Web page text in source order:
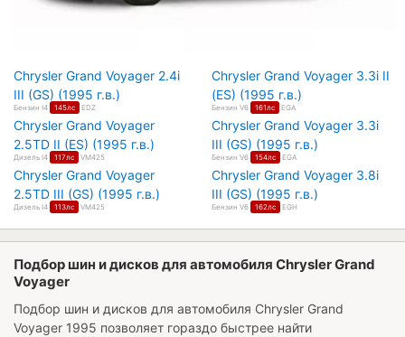
Chrysler Grand Voyager 2.4i
III (GS) (1995 г.в.)
Бензин I4 145лс EDZ
Chrysler Grand Voyager
2.5TD II (ES) (1995 г.в.)
Дизель I4 117лс VM425
Chrysler Grand Voyager
2.5TD III (GS) (1995 г.в.)
Дизель I4 113лс VM425
Chrysler Grand Voyager 3.3i II
(ES) (1995 г.в.)
Бензин V6 161лс EGA
Chrysler Grand Voyager 3.3i
III (GS) (1995 г.в.)
Бензин V6 154лс EGA
Chrysler Grand Voyager 3.8i
III (GS) (1995 г.в.)
Бензин V6 162лс EGH
Подбор шин и дисков для автомобиля Chrysler Grand
Voyager
Подбор шин и дисков для автомобиля Chrysler Grand
Voyager 1995 позволяет гораздо быстрее найти